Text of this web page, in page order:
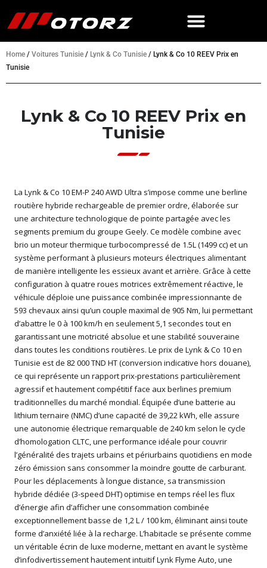
Home / Voitures Tunisie / Lynk & Co Tunisie / Lynk & Co 10 REEV Prix en
Tunisie
Lynk & Co 10 REEV Prix en
Tunisie
La Lynk & Co 10 EM-P 240 AWD Ultra s’impose comme une berline
routière hybride rechargeable de premier ordre, élaborée sur
une architecture technologique de pointe partagée avec les
segments premium du groupe Geely. Ce modèle combine avec
brio un moteur thermique turbocompressé de 1.5L (1499 cc) et un
système performant à plusieurs moteurs électriques alimentant
de manière intelligente les essieux avant et arrière. Grâce à cette
configuration à quatre roues motrices extrêmement réactive, le
véhicule déploie une puissance combinée impressionnante de
593 chevaux ainsi qu’un couple maximal de 905 Nm, lui permettant
d’abattre le 0 à 100 km/h en seulement 5,1 secondes tout en
garantissant une motricité absolue et une stabilité souveraine
dans toutes les conditions routières. Le prix de Lynk & Co 10 en
Tunisie est de 82 000 TND HT (conversion indicative hors douane),
ce qui représente un rapport prix-prestations particulièrement
agressif et hautement compétitif face aux berlines premium
traditionnelles du marché mondial. Équipée d’une batterie au
lithium ternaire (NMC) d’une capacité de 39,22 kWh, elle assure
une autonomie électrique remarquable de 240 km selon le cycle
d’homologation CLTC, une performance idéale pour couvrir
l’généralité des trajets urbains et périurbains quotidiens en mode
zéro émission sans consommer la moindre goutte de carburant.
Pour les déplacements à longue distance, sa transmission
hybride dédiée (3-speed DHT) optimise en temps réel les flux
d’énergie afin d’afficher une consommation combinée
exceptionnellement basse de 1,2 L / 100 km, éliminant ainsi toute
forme d’anxiété liée à la recharge. L’habitacle se présente comme
un véritable écrin de luxe moderne, mettant en avant le système
d’infodivertissement hautement intuitif Lynk Flyme Auto, une